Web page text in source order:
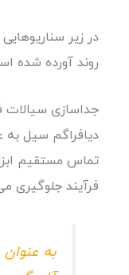
در زیر
روند آورده شده
جداسازی سیالات
دیافراگم سیل به
تماس مستقیم
فرآیند جلوگیری
به عنوان